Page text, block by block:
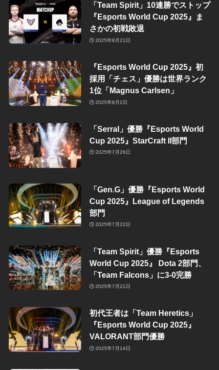
「Team Spirit」10連勝でストップ
『Esports World Cup 2025』ま
さかの初戦敗退
2025年8月21日
『Esports World Cup 2025』初
採用「チェス」優勝は世界ランク
1位「Magnus Carlsen」
2025年8月2日
「Serral」優勝『Esports World
Cup 2025』StarCraft II部門
2025年7月26日
「Gen.G」優勝『Esports World
Cup 2025』League of Legends
部門
2025年7月22日
「Team Spirit」優勝『Esports
World Cup 2025』 Dota 2部門、
「Team Falcons」に3-0完勝
2025年7月21日
初代王者は「Team Heretics」
『Esports World Cup 2025』
VALORANT部門優勝
2025年7月14日